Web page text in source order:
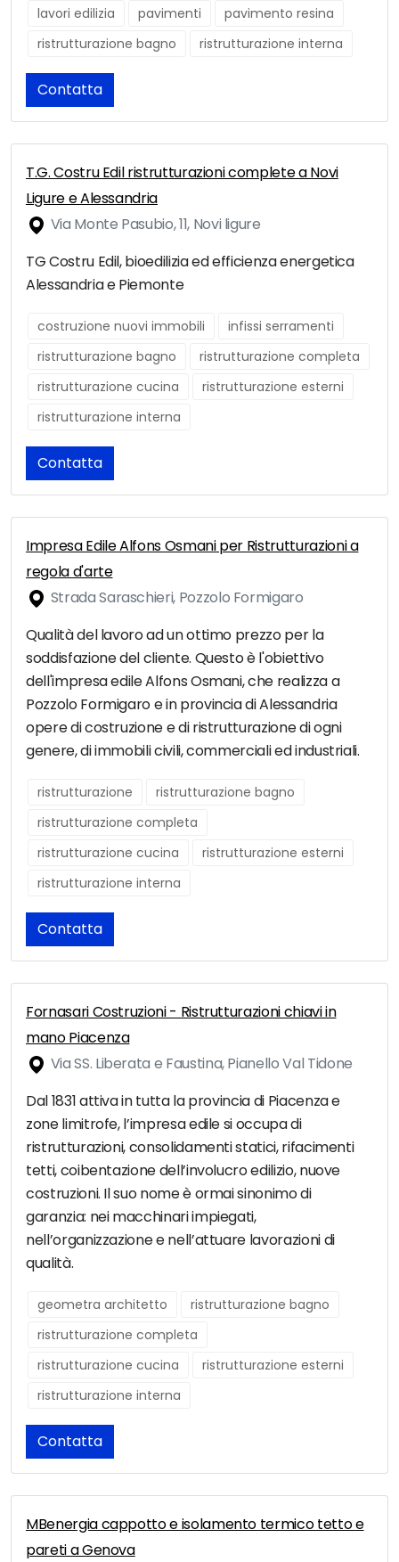
lavori edilizia pavimenti
pavimento resina
ristrutturazione bagno
ristrutturazione interna
Contatta
T.G. Costru Edil ristrutturazioni complete a Novi
Ligure e Alessandria
Via Monte Pasubio, 11, Novi ligure
TG Costru Edil, bioedilizia ed efficienza energetica
Alessandria e Piemonte
costruzione nuovi immobili
infissi serramenti
ristrutturazione bagno
ristrutturazione completa
ristrutturazione cucina
ristrutturazione esterni
ristrutturazione interna
Contatta
Impresa Edile Alfons Osmani per Ristrutturazioni a
regola d'arte
Strada Saraschieri, Pozzolo Formigaro
Qualità del lavoro ad un ottimo prezzo per la
soddisfazione del cliente. Questo è l'obiettivo
dell'impresa edile Alfons Osmani, che realizza a
Pozzolo Formigaro e in provincia di Alessandria
opere di costruzione e di ristrutturazione di ogni
genere, di immobili civili, commerciali ed industriali.
ristrutturazione
ristrutturazione bagno
ristrutturazione completa
ristrutturazione cucina
ristrutturazione esterni
ristrutturazione interna
Contatta
Fornasari Costruzioni - Ristrutturazioni chiavi in
mano Piacenza
Via SS. Liberata e Faustina, Pianello Val Tidone
Dal 1831 attiva in tutta la provincia di Piacenza e
zone limitrofe, l’impresa edile si occupa di
ristrutturazioni, consolidamenti statici, rifacimenti
tetti, coibentazione dell’involucro edilizio, nuove
costruzioni. Il suo nome è ormai sinonimo di
garanzia: nei macchinari impiegati,
nell’organizzazione e nell’attuare lavorazioni di
qualità.
geometra architetto
ristrutturazione bagno
ristrutturazione completa
ristrutturazione cucina
ristrutturazione esterni
ristrutturazione interna
Contatta
MBenergia cappotto e isolamento termico tetto e
pareti a Genova